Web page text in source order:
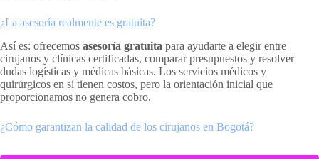
¿La asesoría realmente es gratuita?
Así es: ofrecemos asesoría gratuita para ayudarte a elegir entre
cirujanos y clínicas certificadas, comparar presupuestos y resolver
dudas logísticas y médicas básicas. Los servicios médicos y
quirúrgicos en sí tienen costos, pero la orientación inicial que
proporcionamos no genera cobro.
¿Cómo garantizan la calidad de los cirujanos en Bogotá?